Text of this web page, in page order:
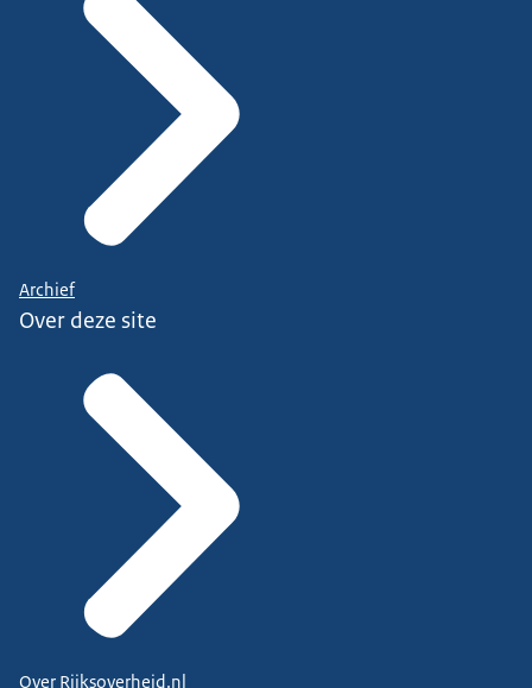
Archief
Over deze site
Over Rijksoverheid.nl